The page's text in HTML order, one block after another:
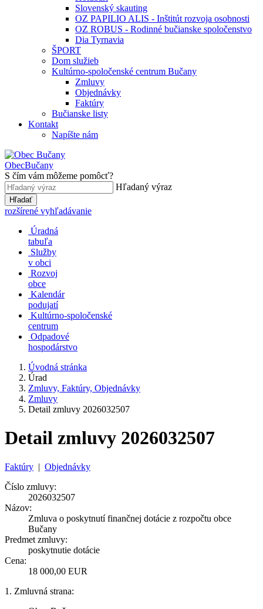
Slovenský skauting
OZ PAPILIO ALIS - Inštitút rozvoja osobnosti
OZ ROBUS - Rodinné bučianske spoločenstvo
Dia Tyrnavia
ŠPORT
Dom služieb
Kultúrno-spoločenské centrum Bučany
Zmluvy
Objednávky
Faktúry
Bučianske listy
Kontakt
Napíšte nám
ObecBučany
S čím vám môžeme pomôcť?
Hľadaný výraz
Hľadať
rozšírené vyhľadávanie
Úradná
tabuľa
Služby
v obci
Rozvoj
obce
Kalendár
podujatí
Kultúrno-spoločenské
centrum
Odpadové
hospodárstvo
Úvodná stránka
Úrad
Zmluvy, Faktúry, Objednávky
Zmluvy
Detail zmluvy 2026032507
Detail zmluvy 2026032507
Faktúry | Objednávky
Číslo zmluvy:
2026032507
Názov:
Zmluva o poskytnutí finančnej dotácie z rozpočtu obce
Bučany
Predmet zmluvy:
poskytnutie dotácie
Cena:
18 000,00 EUR
1. Zmluvná strana: